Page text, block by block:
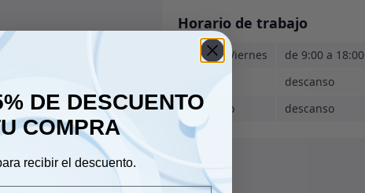
Horario de trabajo
Lunes - Viernes
de 9:00 a 18:00
descanso
Domingo
descanso
DE DESCUENTO
COMPRA
recibir el descuento.